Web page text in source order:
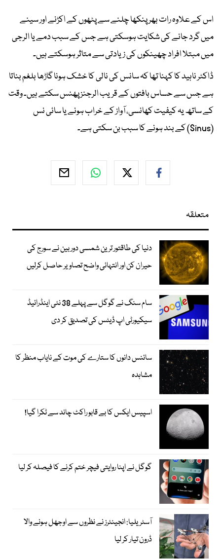
اس کے علاوہ رات بھر پنکھا چلنے سے پٹھوں کے اکڑنے اور سینے
میں گرد جانے کی شکایت ہوسکتی ہے جس کے سبب دمے یا الرجی
میں مبتلا افراد چھینکوں کی زیادتی سے متاثر ہوسکتے ہیں۔
ڈاکٹر ناہید کا کہنا تھا کہ سانس کی نالی کا خشک ہونا گاڑھا بلغم بناتا
ہے جس سے حساس بافتوں کے قریب الرجنز پھنس سکتے ہیں۔ وقت
کے ساتھ یہ کیفیت کھانسی، آواز کے خراب ہونے یا سائی نس
(Sinus) کے بند ہونے کا سبب بن سکتی ہے۔
متعلقہ
دنیا کی طاقتور ترین شمسی دوربین نے سورج کی
حیران کن اور انتہائی واضح تصاویر حاصل کرلیں
سام سنگ نے گوگل سے پہلے 38 نئی اینڈرائیڈ
سیکیورٹی اپ ڈیٹس کی تصدیق کر دی
سائنس دانوں کا ستارے کی موت کے نایاب منظر کا
مشاہدہ
اسپیس ایکس کا بے قابو راکٹ چاند سے ٹکرا گیا!
گوگل نے اپنا روایتی فیچر ختم کرنے کا فیصلہ کر لیا
آسٹریلیا: انجینئرز نے نظروں سے اوجھل ہونے والا
ڈرون تیار کر لیا